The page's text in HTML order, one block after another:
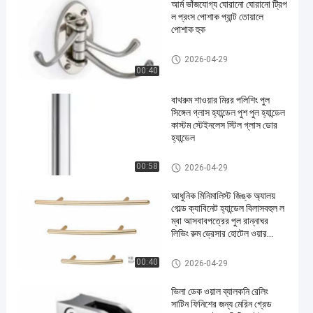
00:40
আর্ম ভাঁজযোগ্য ঘোরানো ঘোরানো ট্রিপ
ল প্রংস পোশাক প্যান্ট তোয়ালে
পোশাক হুক
হার্ডওয়্যার টান হ্যান্ডলগুলি
2026-04-29
00:58
বাথরুম শাওয়ার মিরর পলিশিং পুল
সিঙ্গেল গ্লাস হ্যান্ডেল পুশ পুল হ্যান্ডেল
কাস্টম স্টেইনলেস স্টিল গ্লাস ডোর
হ্যান্ডেল
হার্ডওয়্যার টান হ্যান্ডলগুলি
2026-04-29
00:40
আধুনিক মিনিমালিস্ট জিঙ্ক অ্যালয়
গোল্ড ক্যাবিনেট হ্যান্ডেল বিলাসবহুল ল
ম্বা আসবাবপত্রের পুল রান্নাঘর
লিভিং রুম ড্রেসার হোটেল ওয়ার
হার্ডওয়্যার টান হ্যান্ডলগুলি
2026-04-29
ভিলা ডেক ওয়াল ব্যালকনি রেলিং
সাটিন ফিনিশের জন্য মেরিন গ্রেড